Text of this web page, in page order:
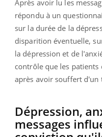
Après avoir lu les
répondu à un
sur la durée de la
disparition éventuelle,
la dépression et de
contrôle que les
après avoir souffert d'un
Dépression,
messages